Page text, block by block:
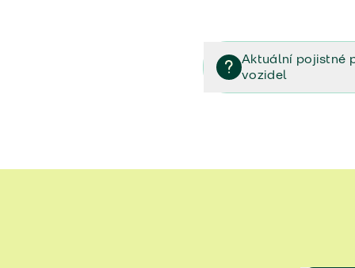
Aktuální pojistné
vozidel
Veřejný příslib -